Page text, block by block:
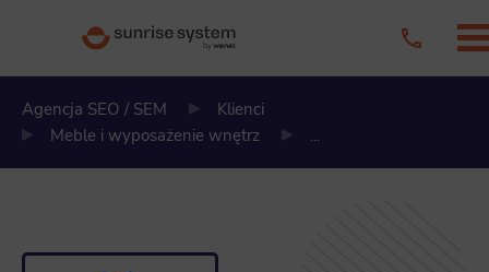
Agencja SEO / SEM
Klienci
Meble i wyposażenie wnętrz
...